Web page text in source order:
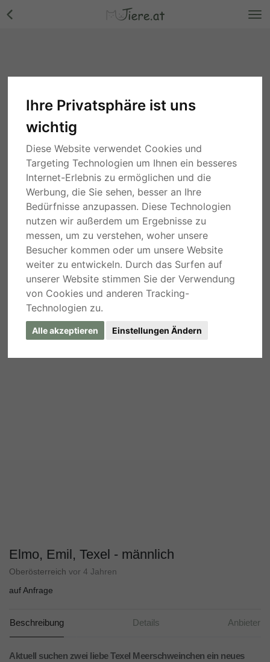
Ihre Privatsphäre ist uns
wichtig
Diese Website verwendet Cookies und
Targeting Technologien um Ihnen ein besseres
Internet-Erlebnis zu ermöglichen und die
Werbung, die Sie sehen, besser an Ihre
Bedürfnisse anzupassen. Diese Technologien
nutzen wir außerdem um Ergebnisse zu
messen, um zu verstehen, woher unsere
Besucher kommen oder um unsere Website
weiter zu entwickeln. Durch das Surfen auf
unserer Website stimmen Sie der Verwendung
von Cookies und anderen Tracking-
Technologien zu.
Alle akzeptieren Einstellungen Ändern
Elmo, Emil, Texel - männlich
Oberösterreich vor 4 Jahren
auf Anfrage
Beschreibung Details Anbieter
Aktuell suchen zwei liebe Texel Meerschweinchen ein neues